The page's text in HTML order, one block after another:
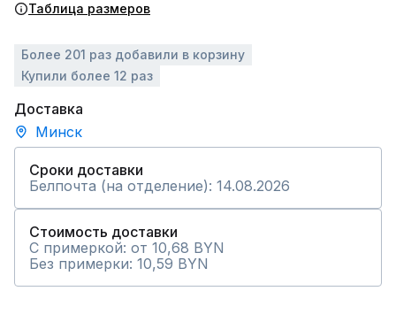
Таблица размеров
Более 201 раз добавили в корзину
Купили более 12 раз
Доставка
Минск
Сроки доставки
Белпочта (на отделение): 14.08.2026
Стоимость доставки
С примеркой: от 10,68 BYN
Без примерки: 10,59 BYN